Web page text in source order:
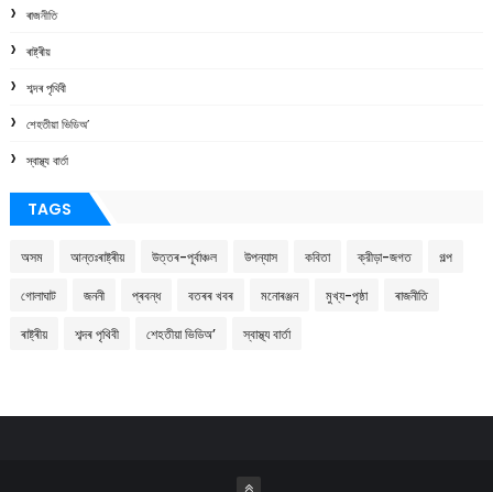
ৰাজনীতি
ৰাষ্ট্ৰীয়
শব্দৰ পৃথিবী
শেহতীয়া ভিডিঅ’
স্বাস্থ্য বাৰ্তা
TAGS
অসম আন্তঃৰাষ্ট্ৰীয় উত্তৰ-পূৰ্বাঞ্চল উপন্যাস কবিতা ক্রীড়া-জগত গল্প
গোলাঘাট জননী প্ৰবন্ধ বতৰৰ খবৰ মনোৰঞ্জন মুখ্য-পৃষ্ঠা ৰাজনীতি
ৰাষ্ট্ৰীয় শব্দৰ পৃথিবী শেহতীয়া ভিডিঅ’ স্বাস্থ্য বাৰ্তা